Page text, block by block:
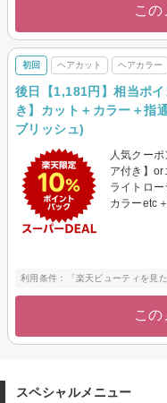
こ
初回 ヘアカット ヘアカラー
後日【1,181円】相当ポ
き】カット＋カラー＋指
ブリッシュ)
人気クー
ア付き】
ライトロ
カラーetc
利用条件：「楽天ビューティを見
こ
スペシャルメニュー